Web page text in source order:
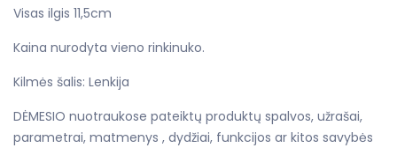
Visas ilgis 11,5cm
Kaina nurodyta vieno rinkinuko.
Kilmės šalis: Lenkija
DĖMESIO nuotraukose pateiktų produktų spalvos, užrašai,
parametrai, matmenys , dydžiai, funkcijos ar kitos savybės